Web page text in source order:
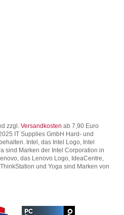
zzgl. Versandkosten ab 7,90 Euro
IT Supplies GmbH Hard- und
Intel, das Intel Logo, Intel
sind Marken der Intel Corporation in
das Lenovo Logo, IdeaCentre,
und Yoga sind Marken von